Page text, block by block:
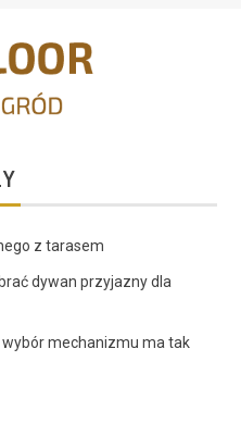
z tarasem
dywan przyjazny dla
mechanizmu ma tak